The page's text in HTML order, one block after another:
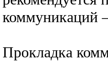
коммуникаций
Прокладка